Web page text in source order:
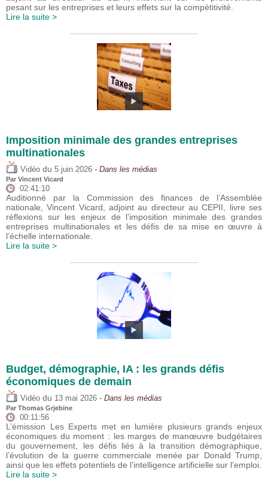
pesant sur les entreprises et leurs effets sur la compétitivité.
Lire la suite >
Imposition minimale des grandes entreprises
multinationales
Vidéo du 5 juin 2026 - Dans les médias
Par Vincent Vicard
02:41:10
Auditionné par la Commission des finances de l’Assemblée
nationale, Vincent Vicard, adjoint au directeur au CEPII, livre ses
réflexions sur les enjeux de l’imposition minimale des grandes
entreprises multinationales et les défis de sa mise en œuvre à
l’échelle internationale.
Lire la suite >
Budget, démographie, IA : les grands défis
économiques de demain
Vidéo du 13 mai 2026 - Dans les médias
Par Thomas Grjebine
00:11:56
L’émission Les Experts met en lumière plusieurs grands enjeux
économiques du moment : les marges de manœuvre budgétaires
du gouvernement, les défis liés à la transition démographique,
l’évolution de la guerre commerciale menée par Donald Trump,
ainsi que les effets potentiels de l’intelligence artificielle sur l’emploi.
Lire la suite >